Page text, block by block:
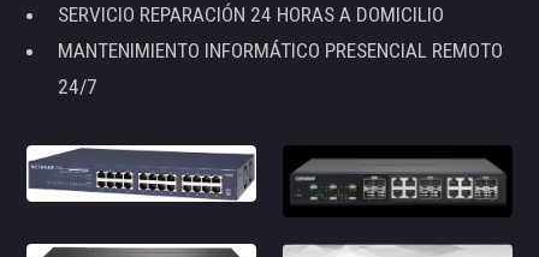
SERVICIO REPARACIÓN 24 HORAS A DOMICILIO
MANTENIMIENTO INFORMÁTICO PRESENCIAL REMOTO
24/7